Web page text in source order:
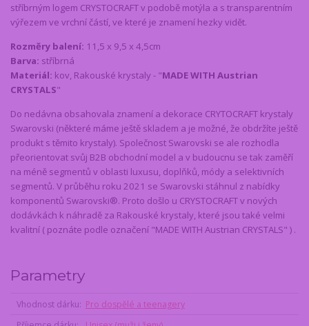
stříbrným logem CRYSTOCRAFT v podobě motýla a s transparentním
výřezem ve vrchní částí, ve které je znamení hezky vidět.
Rozměry balení: 11,5 x 9,5 x 4,5cm
Barva: stříbrná
Materiál: kov, Rakouské krystaly - "MADE WITH Austrian
CRYSTALS"
Do nedávna obsahovala znamení a dekorace CRYTOCRAFT krystaly
Swarovski (některé máme ještě skladem a je možné, že obdržíte ještě
produkt s těmito krystaly). Společnost Swarovski se ale rozhodla
přeorientovat svůj B2B obchodní model a v budoucnu se tak zaměří
na méně segmentů v oblasti luxusu, doplňků, módy a selektivních
segmentů. V průběhu roku 2021 se Swarovski stáhnul z nabídky
komponentů Swarovski®. Proto došlo u CRYSTOCRAFT v nových
dodávkách k náhradě za Rakouské krystaly, které jsou také velmi
kvalitní ( poznáte podle označení "MADE WITH Austrian CRYSTALS" ) .
Parametry
Vhodnost dárku
Pro dospělé a teenagery